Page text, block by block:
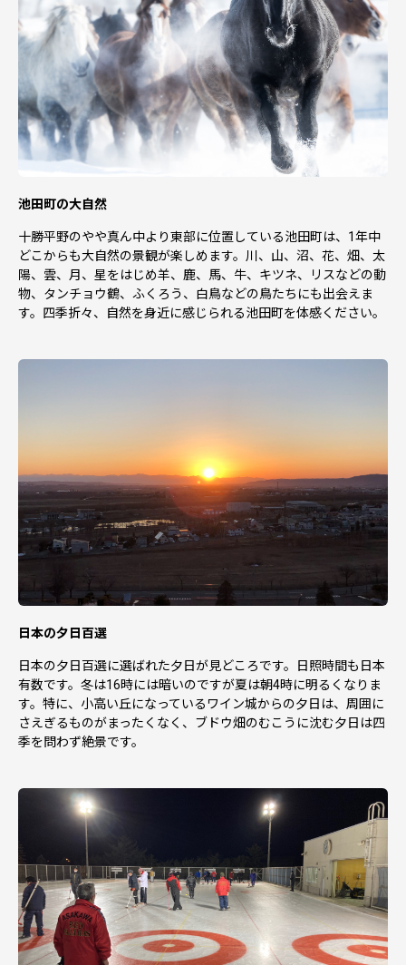
池田町の大自然
十勝平野のやや真ん中より東部に位置している池田町は、1年中
どこからも大自然の景観が楽しめます。川、山、沼、花、畑、太
陽、雲、月、星をはじめ羊、鹿、馬、牛、キツネ、リスなどの動
物、タンチョウ鶴、ふくろう、白鳥などの鳥たちにも出会えま
す。四季折々、自然を身近に感じられる池田町を体感ください。
日本の夕日百選
日本の夕日百選に選ばれた夕日が見どころです。日照時間も日本
有数です。冬は16時には暗いのですが夏は朝4時に明るくなりま
す。特に、小高い丘になっているワイン城からの夕日は、周囲に
さえぎるものがまったくなく、ブドウ畑のむこうに沈む夕日は四
季を問わず絶景です。